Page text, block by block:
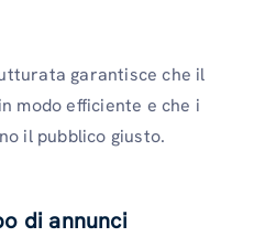
garantisce che il
modo efficiente e che i
il pubblico giusto.
di annunci